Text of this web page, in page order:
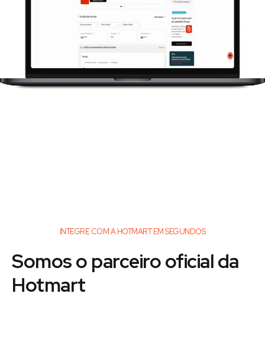
INTEGRE COM A HOTMART EM SEGUNDOS
Somos o parceiro oficial da
Hotmart